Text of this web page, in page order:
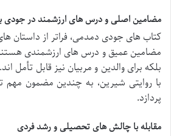
مضامین اصلی و درس های ارزشمند درجودی
کتاب های جودی دمدمی، فراتر از داستان
مضامین عمیق و درس های ارزشمندی هستند
بلکه برای والدین و مربیان نیز قابل تأمل
با روایتی شیرین، به چندین مضمون مهم
پردازد.
مقابله با چالش های تحصیلی و رشد فردی